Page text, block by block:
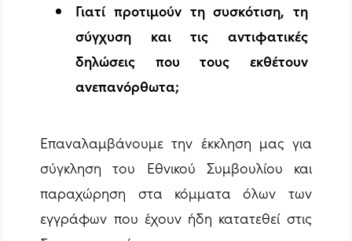
Γιατί προτιμούν τη συσκότιση, τη
σύγχυση και τις αντιφατικές
δηλώσεις που τους εκθέτουν
ανεπανόρθωτα;
Επαναλαμβάνουμε την έκκληση μας για
σύγκληση του Εθνικού Συμβουλίου και
παραχώρηση στα κόμματα όλων των
εγγράφων που έχουν ήδη κατατεθεί στις